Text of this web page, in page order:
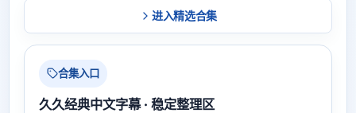
进入精选合集
合集入口
久久经典中文字幕 · 稳定整理区